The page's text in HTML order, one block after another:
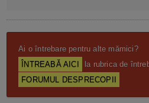
Ai o întrebare pentru alte mămici?
ÎNTREABĂ AICI
la rubrica de
FORUMUL DESPRECOPII